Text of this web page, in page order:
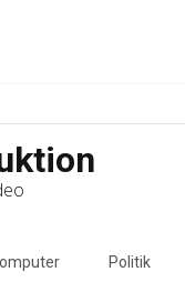
Politik